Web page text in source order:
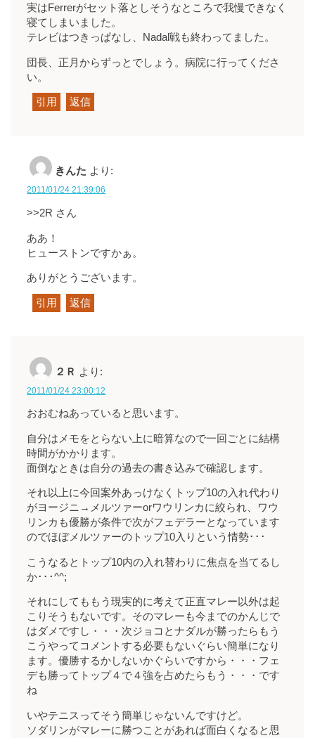
実はFerrerがセット落としそうなところで我慢できなく
寝てしまいました。
テレビはつきっぱなし、Nadal戦も終わってました。
団長、正月からずっとでしょう。病院に行ってくださ
い。
引用 返信
きんた より:
2011/01/24 21:39:06
>>2R さん
ああ！
ヒューストンですかぁ。
ありがとうございます。
引用 返信
２Ｒ より:
2011/01/24 23:00:12
おおむねあっていると思います。
自分はメモをとらない上に暗算なので一回ごとに結構
時間がかかります。
面倒なときは自分の過去の書き込みで確認します。
それ以上に今回案外あっけなくトップ10の入れ代わり
がヨージニ→メルツァーorワウリンカに絞られ、ワウ
リンカも優勝が条件で次がフェデラーとなっています
のでほぼメルツァーのトップ10入りという情勢･･･
こうなるとトップ10内の入れ替わりに焦点を当てるし
か･･･^^;
それにしてももう現実的に考えて正直マレー以外は起
こりそうもないです。そのマレーも今までのかんじで
はダメですし・・・次ジョコとナダルが勝ったらもう
こうやってコメントする必要もないぐらい簡単になり
ます。優勝するかしないかぐらいですから・・・フェ
デも勝ってトップ４で４強を占めたらもう・・・です
ね
いやテニスってそう簡単じゃないんですけど。
ソダリンがマレーに勝つことがあれば面白くなると思